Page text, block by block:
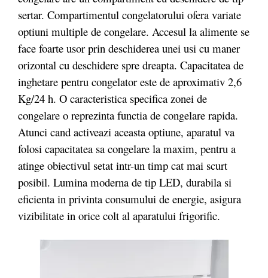
sertar. Compartimentul congelatorului ofera variate
optiuni multiple de congelare. Accesul la alimente se
face foarte usor prin deschiderea unei usi cu maner
orizontal cu deschidere spre dreapta. Capacitatea de
inghetare pentru congelator este de aproximativ 2,6
Kg/24 h. O caracteristica specifica zonei de
congelare o reprezinta functia de congelare rapida.
Atunci cand activeazi aceasta optiune, aparatul va
folosi capacitatea sa congelare la maxim, pentru a
atinge obiectivul setat intr-un timp cat mai scurt
posibil. Lumina moderna de tip LED, durabila si
eficienta in privinta consumului de energie, asigura
vizibilitate in orice colt al aparatului frigorific.